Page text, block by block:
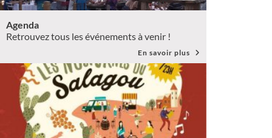
Agenda
Retrouvez tous les événements à venir !
En savoir plus